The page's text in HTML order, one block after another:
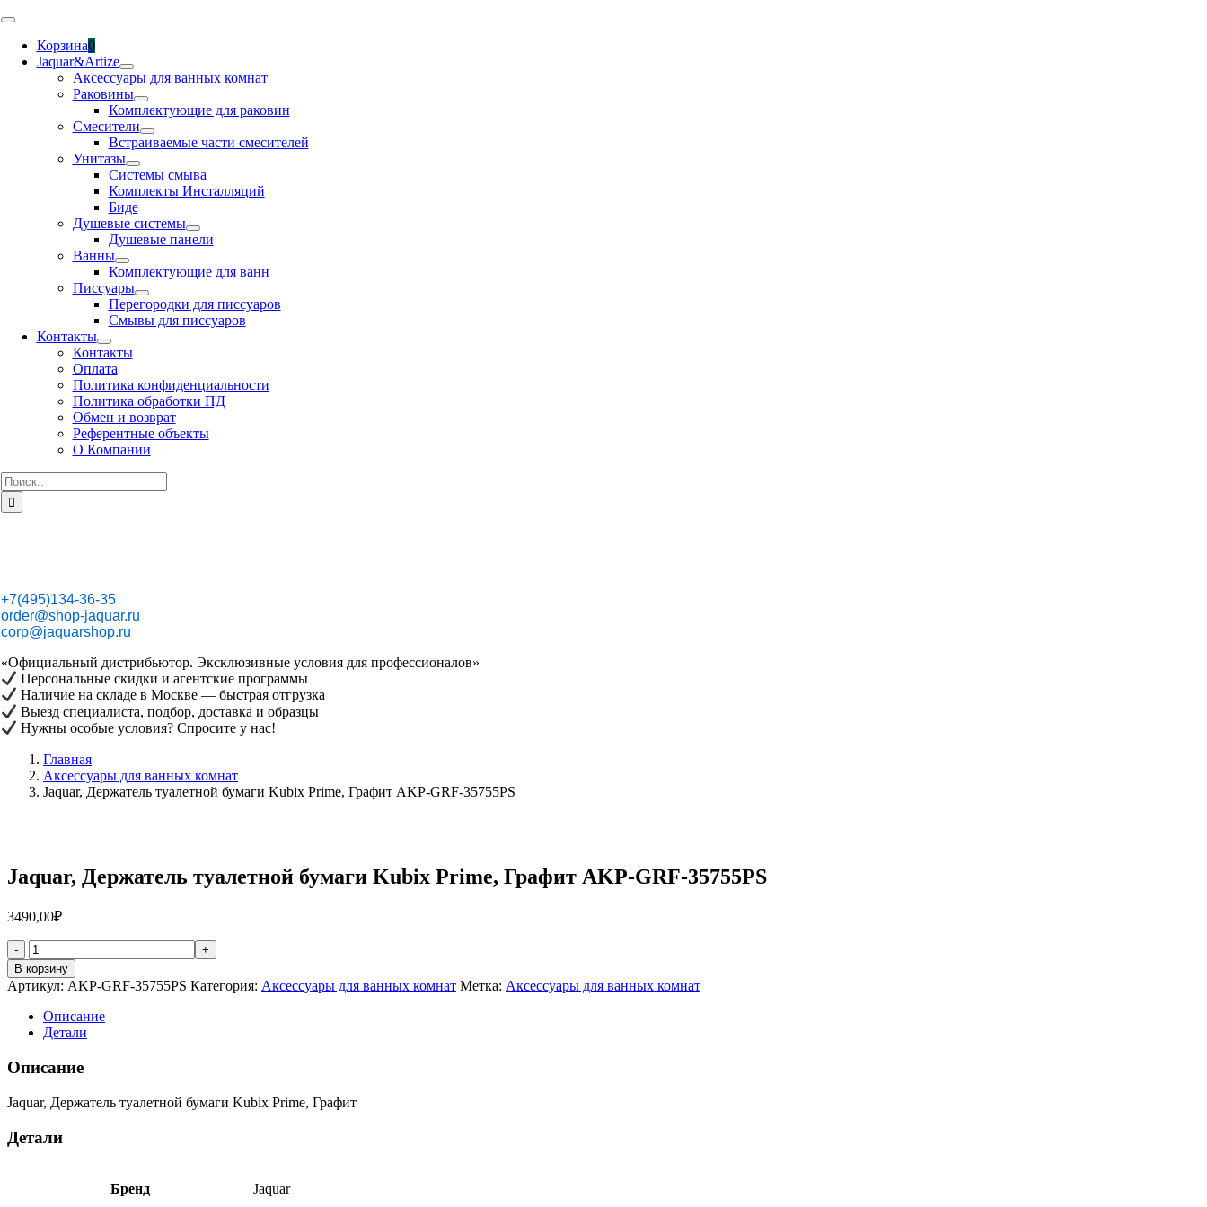
Skip
content
Toggle
NavigationКорзина0
Jaquar&Artize
Аксессуары для ванных комнат
Раковины
Комплектующие для раковин
Смесители
Встраиваемые части смесителей
Унитазы
Системы смыва
Комплекты Инсталляций
Биде
Душевые системы
Душевые панели
Ванны
Комплектующие для ванн
Писсуары
Перегородки для писсуаров
Смывы для писсуаров
Контакты
Контакты
Оплата
Политика конфиденциальности
Политика обработки ПД
Обмен и возврат
Референтные объекты
О Компании
Результат
поиска:
+7(495)134-36-35
order@shop-jaquar.ru
corp@jaquarshop.ru
«Официальный дистрибьютор. Эксклюзивные условия для профессионалов»
Персональные скидки и агентские программы
Наличие на складе в Москве — быстрая отгрузка
Выезд специалиста, подбор, доставка и образцы
Нужны особые условия? Спросите у нас!
Главная
Аксессуары для ванных комнат
Jaquar, Держатель туалетной бумаги Kubix Prime, Графит AKP-GRF-35755PS
Jaquar, Держатель туалетной бумаги Kubix Prime, Графит AKP-GRF-35755PS
3490,00₽
Количество
товара
Jaquar,
Держатель
туалетной
бумаги
Kubix
Графит
GRF-
В корзину
Артикул: AKP-GRF-35755PS Категория: Аксессуары для ванных комнат Метка: Аксессуары для ванных комнат
Описание
Детали
Описание
Jaquar, Держатель туалетной бумаги Kubix Prime, Графит
Детали
Бренд Jaquar